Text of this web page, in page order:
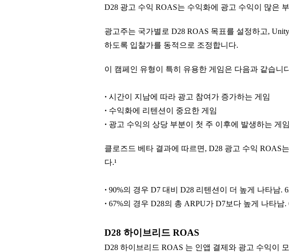
D28 광고 수익 ROAS는 수익화에 광고 수익이 많은
광고주는 국가별로 D28 ROAS 목표를 설정하고,
하도록 입찰가를 동적으로 조정합니다.
이 캠페인 유형이 특히 유용한 게임은 다음과 같습니
· 시간이 지남에 따라 광고 참여가 증가하는 게임
· 수익화에 리텐션이 중요한 게임
· 광고 수익의 상당 부분이 첫 주 이후에 발생하는 게임
클로즈드 베타 결과에 따르면, D28 광고 수익 ROAS
다.¹
· 90%의 경우 D7 대비 D28 리텐션이 더 높게 나타남.
· 67%의 경우 D28의 총 ARPU가 D7보다 높게 나타남
D28 하이브리드 ROAS
D28 하이브리드 ROAS 는 인앱 결제와 광고 수익이